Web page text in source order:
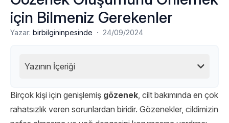
için Bilmeniz Gerekenler
Yazar: birbilgininpesinde · 24/09/2024
Yazının İçeriği
Birçok kişi için genişlemiş gözenek, cilt bakımında en çok
rahatsızlık veren sorunlardan biridir. Gözenekler, cildimizin